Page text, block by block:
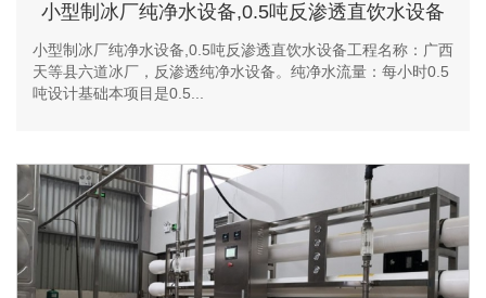
小型制冰厂纯净水设备,0.5吨反渗透直饮水设备
小型制冰厂纯净水设备,0.5吨反渗透直饮水设备工程名称：广西
天等县六道冰厂，反渗透纯净水设备。纯净水流量：每小时0.5
吨设计基础本项目是0.5...